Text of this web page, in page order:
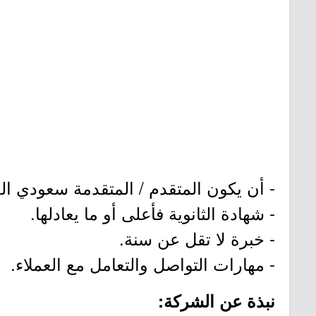
- أن يكون المتقدم / المتقدمة سعودي
- شهادة الثانوية فأعلى أو ما يعادلها.
- خبرة لا تقل عن سنة.
- مهارات التواصل والتعامل مع العملاء.
نبذة عن الشركة: